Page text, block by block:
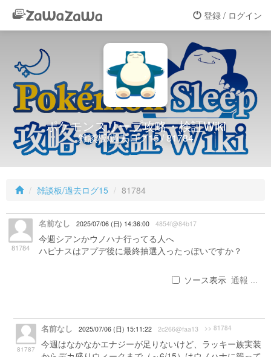
登録 / ログイン
ポケモンスリープ攻略・検証Wiki
雑談板/過去ログ15 / 81784
雑談板/過去ログ15 81784
81784
名前なし 2025/07/06 (日) 14:36:00 4854f@84b17
今週シアンかウノハナ行ってる人へ
ハピナスはアプデ後に最終抽選入ったっぽいですか？
ソース表示 通報 ...
81787
名前なし 2025/07/06 (日) 15:11:22 2c266@faa13 >> 81784
今週はなかなかエナジーが足りないけど、ラッキー族実装